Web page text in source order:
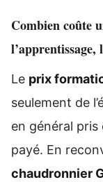
Combien coûte
Le prix
seulement de
en général pris
payé. En
chaudronnier